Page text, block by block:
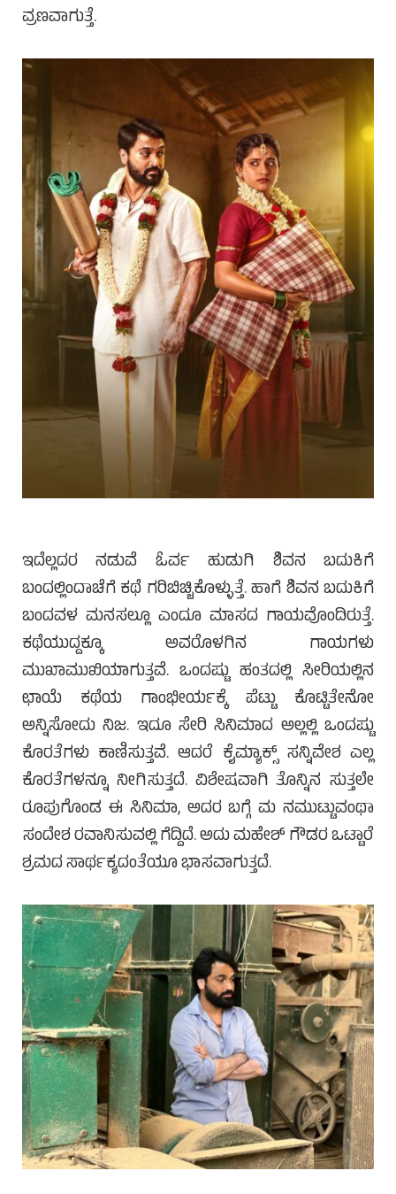
ವ್ರಣವಾಗುತ್ತೆ.
ಇದೆಲ್ಲದರ ನಡುವೆ ಓರ್ವ ಹುಡುಗಿ ಶಿವನ ಬದುಕಿಗೆ
ಬಂದಲ್ಲಿಂದಾಚೆಗೆ ಕಥೆ ಗರಿಬಿಚ್ಚಿಕೊಳ್ಳುತ್ತೆ. ಹಾಗೆ ಶಿವನ ಬದುಕಿಗೆ
ಬಂದವಳ ಮನಸಲ್ಲೂ ಎಂದೂ ಮಾಸದ ಗಾಯವೊಂದಿರುತ್ತೆ.
ಕಥೆಯುದ್ದಕ್ಕೂ ಅವರೊಳಗಿನ ಗಾಯಗಳು
ಮುಖಾಮುಖಿಯಾಗುತ್ತವೆ. ಒಂದಷ್ಟು ಹಂತದಲ್ಲಿ ಸೀರಿಯಲ್ಲಿನ
ಛಾಯೆ ಕಥೆಯ ಗಾಂಭೀರ್ಯಕ್ಕೆ ಪೆಟ್ಟು ಕೊಟ್ಟಿತೇನೋ
ಅನ್ನಿಸೋದು ನಿಜ. ಇದೂ ಸೇರಿ ಸಿನಿಮಾದ ಅಲ್ಲಲ್ಲಿ ಒಂದಷ್ಟು
ಕೊರತೆಗಳು ಕಾಣಿಸುತ್ತವೆ. ಆದರೆ ಕೈಮ್ಯಾಕ್ಸ್ ಸನ್ನಿವೇಶ ಎಲ್ಲ
ಕೊರತೆಗಳನ್ನೂ ನೀಗಿಸುತ್ತದೆ. ವಿಶೇಷವಾಗಿ ತೊನ್ನಿನ ಸುತ್ತಲೇ
ರೂಪುಗೊಂಡ ಈ ಸಿನಿಮಾ, ಅದರ ಬಗ್ಗೆ ಮ ನಮುಟ್ಟುವಂಥಾ
ಸಂದೇಶ ರವಾನಿಸುವಲ್ಲಿ ಗೆದ್ದಿದೆ. ಅದು ಮಹೇಶ್ ಗೌಡರ ಒಟ್ಟಾರೆ
ಶ್ರಮದ ಸಾರ್ಥಕ್ಯದಂತೆಯೂ ಭಾಸವಾಗುತ್ತದೆ.